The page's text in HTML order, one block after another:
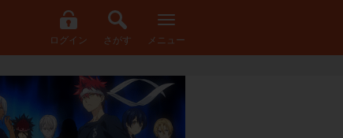
ログイン さがす メニュー